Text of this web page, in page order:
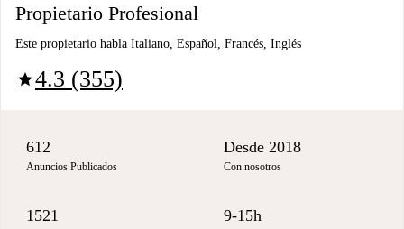
Propietario Profesional
Este propietario habla Italiano, Español, Francés, Inglés
star4.3 (355)
612
Anuncios Publicados
Desde 2018
Con nosotros
1521 9-15h